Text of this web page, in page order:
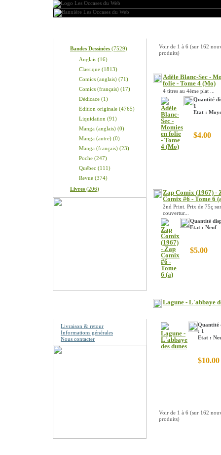
Bandes Dessinées (7529)
Anglais (16)
Classique (1813)
Comics (anglais) (71)
Comics (français) (17)
Dédicace (1)
Edition originale (4765)
Liquidation (91)
Manga (anglais) (0)
Manga (autre) (0)
Manga (français) (23)
Poche (247)
Québec (111)
Revue (374)
Livres (206)
Livraison & retour
Informations générales
Nous contacter
Voir de 1 à 6 (sur 162
produits)
Adèle Blanc-Sec -
folie - Tome 4 (Mo)
4 titres au 4ème plat ...
Quantité
1
Etat :
$4.00
Zap Comix (1967) -
Comix #6 - Tome 6
2nd Print. Prix de 75ç
couvertur...
Quantité
Etat : Neuf
$5.00
Lagune - L'abbaye
Quantité
: 1
Etat :
$10.00
Voir de 1 à 6 (sur 162
produits)